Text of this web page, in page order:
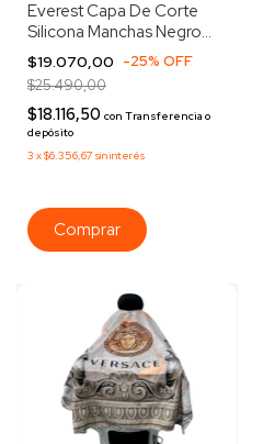
Everest Capa De Corte
Silicona Manchas Negro
Con Blanco Negro
Manchas Blancas Negro
$19.070,00 -25% OFF
$25.490,00
$18.116,50 con Transferencia o
depósito
3 x$6.356,67 sin interés